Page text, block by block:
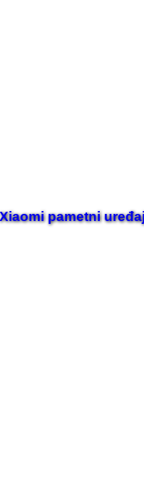
pametni
je nastajala
preklopne